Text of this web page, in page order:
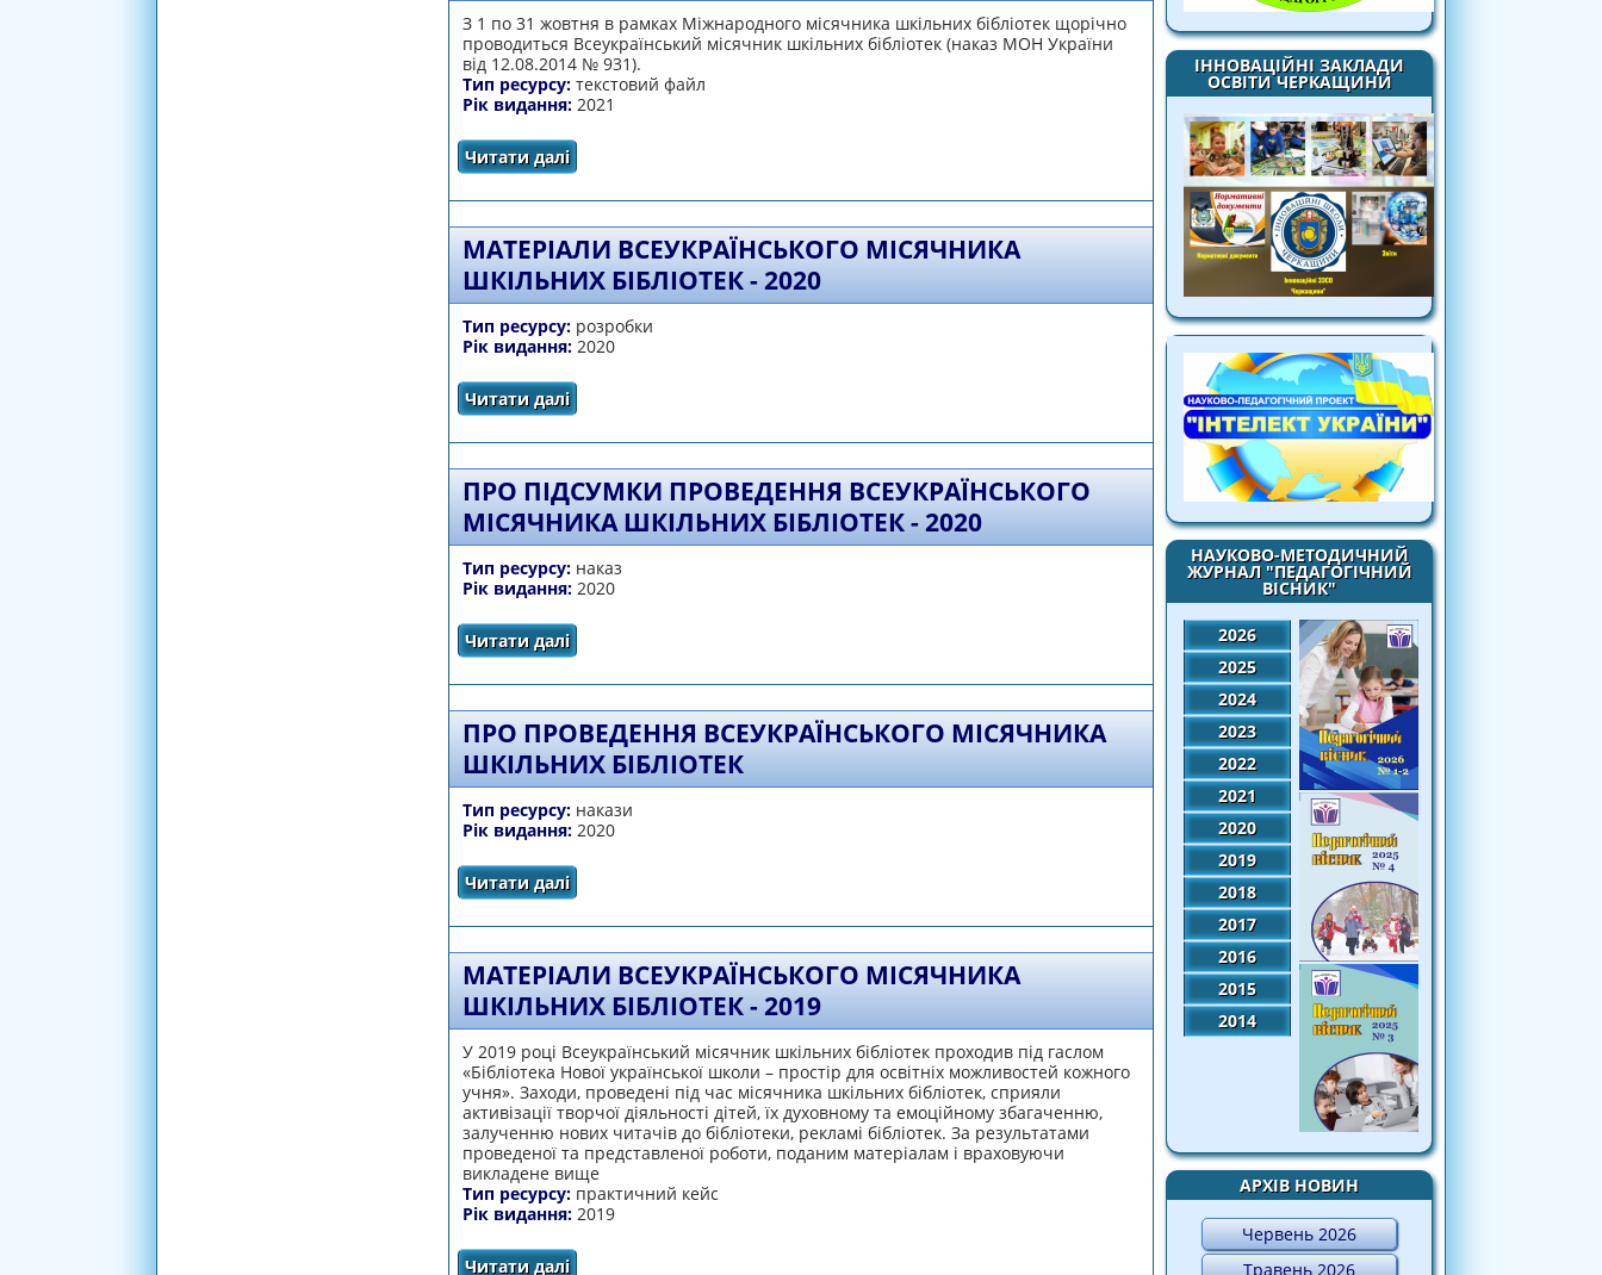
ІННОВАЦІЙНІ ЗАКЛАДИ
ОСВІТИ ЧЕРКАЩИНИ
НАУКОВО-МЕТОДИЧНИЙ
ЖУРНАЛ "ПЕДАГОГІЧНИЙ
ВІСНИК"
2026
2025
2024
2023
2022
2021
2020
2019
2018
2017
2016
2015
2014
АРХІВ НОВИН
Червень 2026
Травень 2026
З 1 по 31 жовтня в рамках Міжнародного місячника шкільних бібліотек щорічно
проводиться Всеукраїнський місячник шкільних бібліотек (наказ МОН України
від 12.08.2014 № 931).
Тип ресурсу: текстовий файл
Рік видання: 2021
Читати далі
про РЕКОМЕНДАЦІЇ ЩОДО ПРОВЕДЕННЯ У 2021 РОЦІ ВСЕУКРАЇНСЬКОГО МІСЯЧНИКА ШКІЛЬНИХ
МАТЕРІАЛИ ВСЕУКРАЇНСЬКОГО МІСЯЧНИКА
ШКІЛЬНИХ БІБЛІОТЕК - 2020
Тип ресурсу: розробки
Рік видання: 2020
Читати даліпро МАТЕРІАЛИ ВСЕУКРАЇНСЬКОГО МІСЯЧНИКА ШКІЛЬНИХ БІБЛІОТЕК - 2020
ПРО ПІДСУМКИ ПРОВЕДЕННЯ ВСЕУКРАЇНСЬКОГО
МІСЯЧНИКА ШКІЛЬНИХ БІБЛІОТЕК - 2020
Тип ресурсу: наказ
Рік видання: 2020
Читати даліпро Про підсумки проведення Всеукраїнського місячника шкільних бібліотек - 2020
ПРО ПРОВЕДЕННЯ ВСЕУКРАЇНСЬКОГО МІСЯЧНИКА
ШКІЛЬНИХ БІБЛІОТЕК
Тип ресурсу: накази
Рік видання: 2020
Читати даліпро Про проведення Всеукраїнського місячника шкільних бібліотек
МАТЕРІАЛИ ВСЕУКРАЇНСЬКОГО МІСЯЧНИКА
ШКІЛЬНИХ БІБЛІОТЕК - 2019
У 2019 році Всеукраїнський місячник шкільних бібліотек проходив під гаслом
«Бібліотека Нової української школи – простір для освітніх можливостей кожного
учня». Заходи, проведені під час місячника шкільних бібліотек, сприяли
активізації творчої діяльності дітей, їх духовному та емоційному збагаченню,
залученню нових читачів до бібліотеки, рекламі бібліотек. За результатами
проведеної та представленої роботи, поданим матеріалам і враховуючи
викладене вище
Тип ресурсу: практичний кейс
Рік видання: 2019
Читати даліпро Матеріали Всеукраїнського місячника шкільних бібліотек - 2019